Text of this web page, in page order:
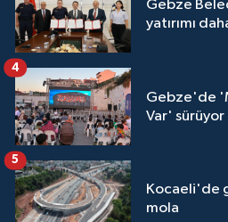
Gebze
yatırımı
Gebze'de
Var' sürüyor
4
Kocaeli'de
mola
5